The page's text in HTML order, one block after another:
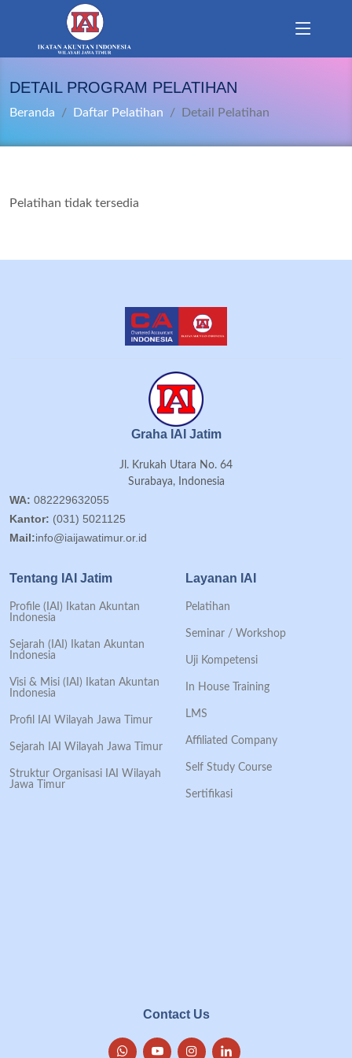
DETAIL PROGRAM PELATIHAN
Beranda Daftar Pelatihan Detail Pelatihan
Pelatihan tidak tersedia
Graha IAI Jatim
Jl. Krukah Utara No. 64
Surabaya, Indonesia
WA: 082229632055
Kantor: (031) 5021125
Mail:info@iaijawatimur.or.id
Tentang IAI Jatim
Profile (IAI) Ikatan Akuntan
Indonesia
Sejarah (IAI) Ikatan Akuntan
Indonesia
Visi & Misi (IAI) Ikatan Akuntan
Indonesia
Profil IAI Wilayah Jawa Timur
Sejarah IAI Wilayah Jawa Timur
Struktur Organisasi IAI Wilayah
Jawa Timur
Layanan IAI
Pelatihan
Seminar / Workshop
Uji Kompetensi
In House Training
LMS
Affiliated Company
Self Study Course
Sertifikasi
Contact Us